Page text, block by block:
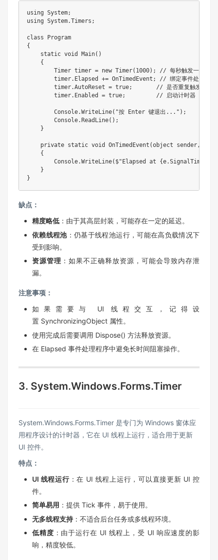
using System;
using System.Timers;
class Program
{
    static void Main()
    {
        Timer timer = new Timer(1000); // 每秒触发一次
        timer.Elapsed += OnTimedEvent; // 绑定事件处理程序
        timer.AutoReset = true;       // 是否重复触发
        timer.Enabled = true;         // 启动计时器
        Console.WriteLine("按 Enter 键退出...");
        Console.ReadLine();
    }
private static void OnTimedEvent(object sender,
    {
        Console.WriteLine($"Elapsed at {e.SignalTime}");
    }
}
缺点：
精度略低 ：由于其高层封装，可能存在一定的延迟。
依赖线程池：仍基于线程池运行，可能在高负载情况下
受到影响。
资源管理 ：如果不正确释放资源，可能会导致内存泄
漏。
注意事项：
如果需要与 UI 线程交互，记得设
置 SynchronizingObject 属性。
使用完成后需要调用 Dispose() 方法释放资源。
在 Elapsed 事件处理程序中避免长时间阻塞操作。
3. System.Windows.Forms.Timer
System.Windows.Forms.Timer 是专门为 Windows 窗体应
用程序设计的计时器，它在 UI 线程上运行，适合用于更新
UI 控件。
特点：
UI 线程运行：在 UI 线程上运行，可以直接更新 UI 控
件。
简单易用 ：提供 Tick 事件，易于使用。
无多线程支持 ：不适合后台任务或多线程环境。
低精度 ：由于运行在 UI 线程上，受 UI 响应速度的影
响，精度较低。